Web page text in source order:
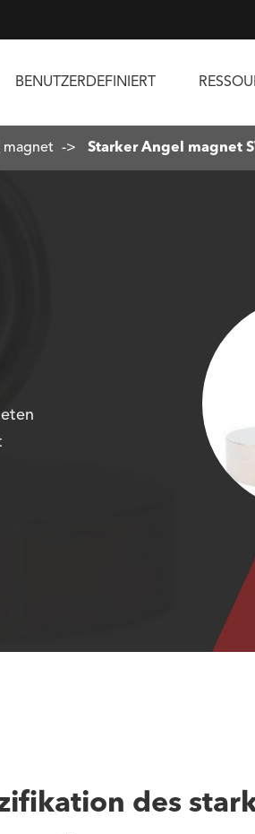
BENUTZERDEFINIERT
magnet Starker Angel magnet
des